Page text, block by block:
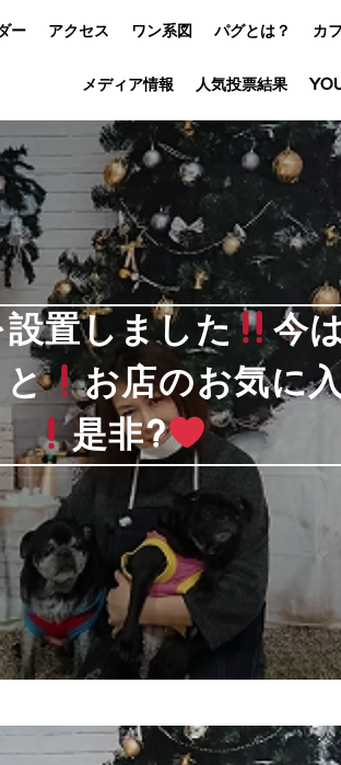
ー アクセス ワン系図 パグとは？ カ
メディア情報 人気投票結果
置しました
今
お店のお気に
是非?